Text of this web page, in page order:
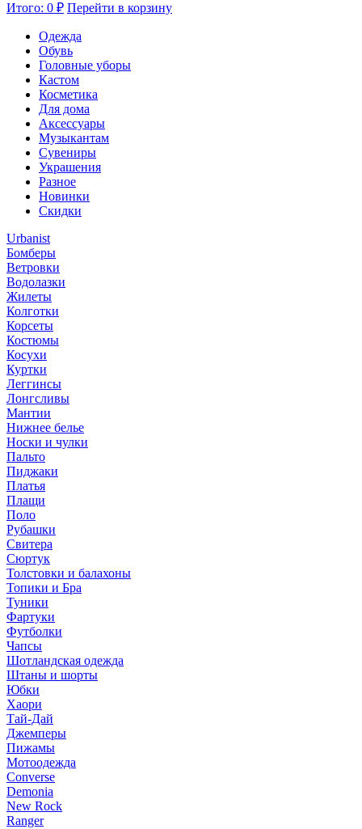
Итого: 0 ₽ Перейти в корзину
Одежда
Обувь
Головные уборы
Кастом
Косметика
Для дома
Аксессуары
Музыкантам
Сувениры
Украшения
Разное
Новинки
Скидки
Urbanist
Бомберы
Ветровки
Водолазки
Жилеты
Колготки
Корсеты
Костюмы
Косухи
Куртки
Леггинсы
Лонгсливы
Мантии
Нижнее белье
Носки и чулки
Пальто
Пиджаки
Платья
Плащи
Поло
Рубашки
Свитера
Сюртук
Толстовки и балахоны
Топики и Бра
Туники
Фартуки
Футболки
Чапсы
Шотландская одежда
Штаны и шорты
Юбки
Хаори
Тай-Дай
Джемперы
Пижамы
Мотоодежда
Converse
Demonia
New Rock
Ranger